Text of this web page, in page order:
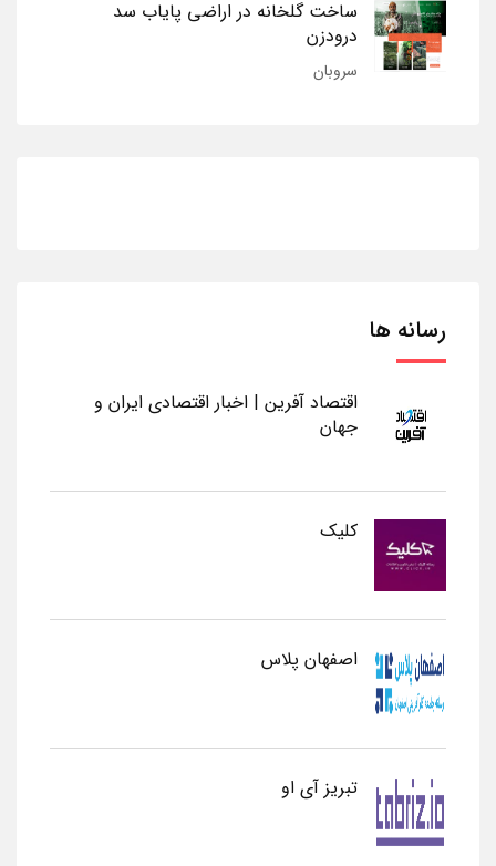
ساخت گلخانه در اراضی پایاب سد
درودزن
سروبان
رسانه ها
اقتصاد آفرین | اخبار اقتصادی ایران و
جهان
کلیک
اصفهان پلاس
تبریز آی او